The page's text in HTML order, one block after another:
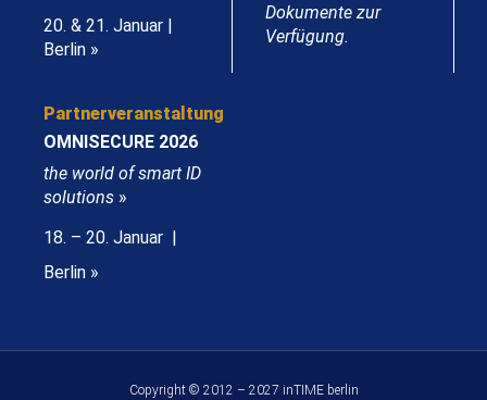
20. & 21. Januar |
Berlin »
Dokumente zur
Verfügung.
Partnerveranstaltung
OMNISECURE 2026
the world of smart ID
solutions »
18. – 20. Januar |
Berlin »
Copyright © 2012 – 2027 inTIME berlin